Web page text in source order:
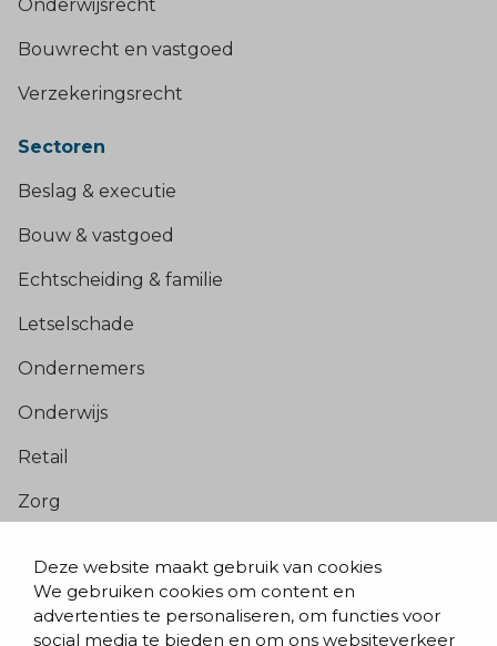
Deze website maakt gebruik van cookies
We gebruiken cookies om content en
advertenties te personaliseren, om functies voor
social media te bieden en om ons websiteverkeer
Onderwijsrecht
Bouwrecht en vastgoed
Verzekeringsrecht
Sectoren
Beslag & executie
Bouw & vastgoed
Echtscheiding & familie
Letselschade
Ondernemers
Onderwijs
Retail
Zorg
Blogs & nieuws